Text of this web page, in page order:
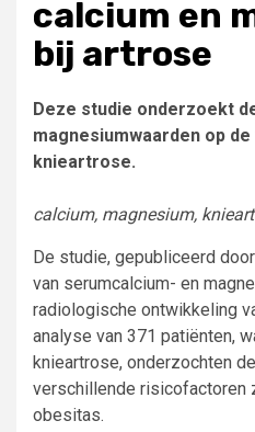
calcium en
bij artrose
Deze studie onderzoekt
magnesiumwaarden op
knieartrose.
calcium, magnesium,
De studie, gepubliceerd
van serumcalcium- en
radiologische ontwikkeling
analyse van 371 patiënten,
knieartrose, onderzochten
verschillende risicofactoren
obesitas.